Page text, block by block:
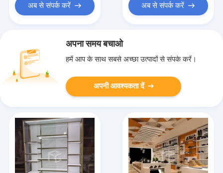
अब से संपर्क करें अब से संपर्क करें
अपना समय बचाओ
हमें आप के साथ सबसे अच्छा उत्पादों से संपर्क करें।
अपनी आवश्यकता दें